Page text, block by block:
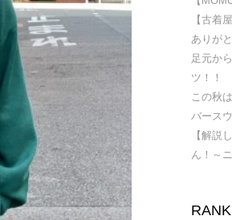
【古着
ありが
足元か
ツ！！
この秋
バース
【解説
ん！～